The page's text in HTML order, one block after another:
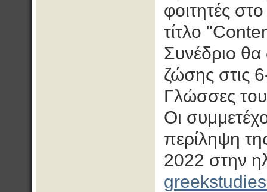
φοιτητές
τίτλο
Συνέδριο θα
ζώσης στις
Γλώσσες
Οι
περίληψη
2022 στην